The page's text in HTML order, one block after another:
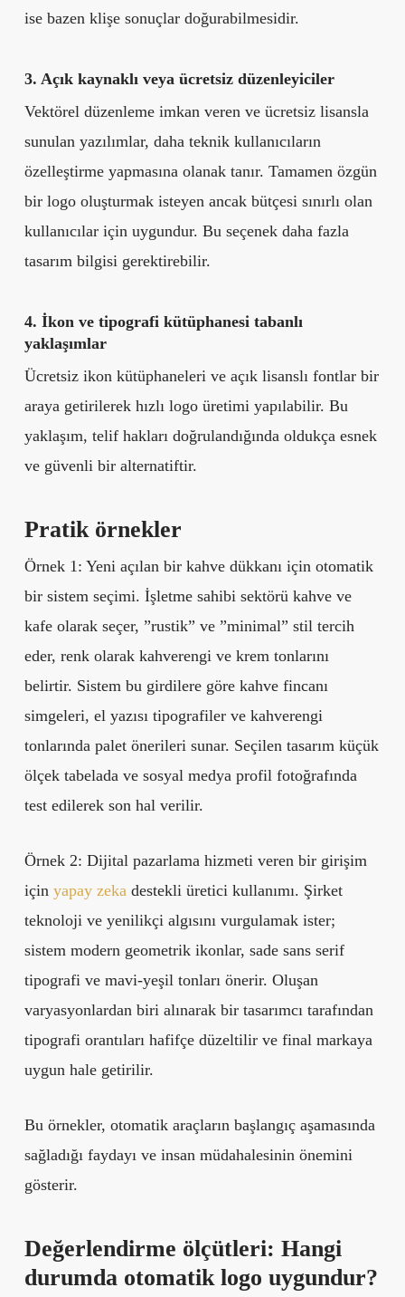
ise bazen klişe sonuçlar doğurabilmesidir.
3. Açık kaynaklı veya ücretsiz düzenleyiciler
Vektörel düzenleme imkan veren ve ücretsiz lisansla
sunulan yazılımlar, daha teknik kullanıcıların
özelleştirme yapmasına olanak tanır. Tamamen özgün
bir logo oluşturmak isteyen ancak bütçesi sınırlı olan
kullanıcılar için uygundur. Bu seçenek daha fazla
tasarım bilgisi gerektirebilir.
4. İkon ve tipografi kütüphanesi tabanlı
yaklaşımlar
Ücretsiz ikon kütüphaneleri ve açık lisanslı fontlar bir
araya getirilerek hızlı logo üretimi yapılabilir. Bu
yaklaşım, telif hakları doğrulandığında oldukça esnek
ve güvenli bir alternatiftir.
Pratik örnekler
Örnek 1: Yeni açılan bir kahve dükkanı için otomatik
bir sistem seçimi. İşletme sahibi sektörü kahve ve
kafe olarak seçer, ”rustik” ve ”minimal” stil tercih
eder, renk olarak kahverengi ve krem tonlarını
belirtir. Sistem bu girdilere göre kahve fincanı
simgeleri, el yazısı tipografiler ve kahverengi
tonlarında palet önerileri sunar. Seçilen tasarım küçük
ölçek tabelada ve sosyal medya profil fotoğrafında
test edilerek son hal verilir.
Örnek 2: Dijital pazarlama hizmeti veren bir girişim
için yapay zekadestekli üretici kullanımı. Şirket
teknoloji ve yenilikçi algısını vurgulamak ister;
sistem modern geometrik ikonlar, sade sans serif
tipografi ve mavi-yeşil tonları önerir. Oluşan
varyasyonlardan biri alınarak bir tasarımcı tarafından
tipografi orantıları hafifçe düzeltilir ve final markaya
uygun hale getirilir.
Bu örnekler, otomatik araçların başlangıç aşamasında
sağladığı faydayı ve insan müdahalesinin önemini
gösterir.
Değerlendirme ölçütleri: Hangi
durumda otomatik logo uygundur?